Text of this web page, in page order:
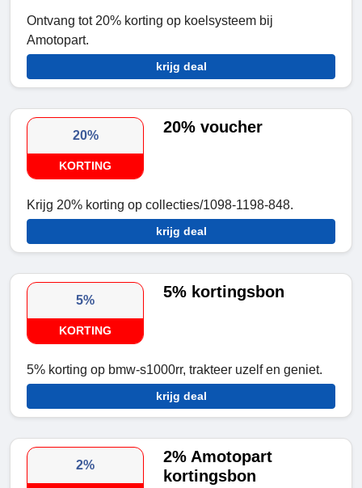
Ontvang tot 20% korting op koelsysteem bij
Amotopart.
krijg deal
20%
KORTING
20% voucher
Krijg 20% korting op collecties/1098-1198-848.
krijg deal
5%
KORTING
5% kortingsbon
5% korting op bmw-s1000rr, trakteer uzelf en geniet.
krijg deal
2%
2% Amotopart
kortingsbon